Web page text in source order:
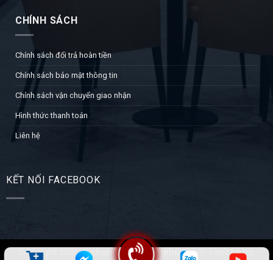
CHÍNH SÁCH
Chính sách đổi trả hoàn tiền
Chính sách bảo mật thông tin
Chính sách vận chuyển giao nhận
Hình thức thanh toán
Liên hệ
KẾT NỐI FACEBOOK
Copyright 2026 ©chongthamhoangthuy.vn-|- Thiết kế bởi